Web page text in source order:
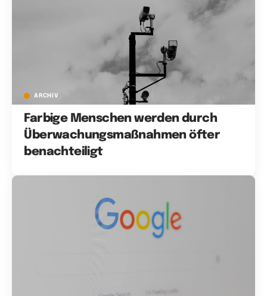
ARCHIV
Farbige Menschen werden durch
Überwachungsmaßnahmen öfter
benachteiligt